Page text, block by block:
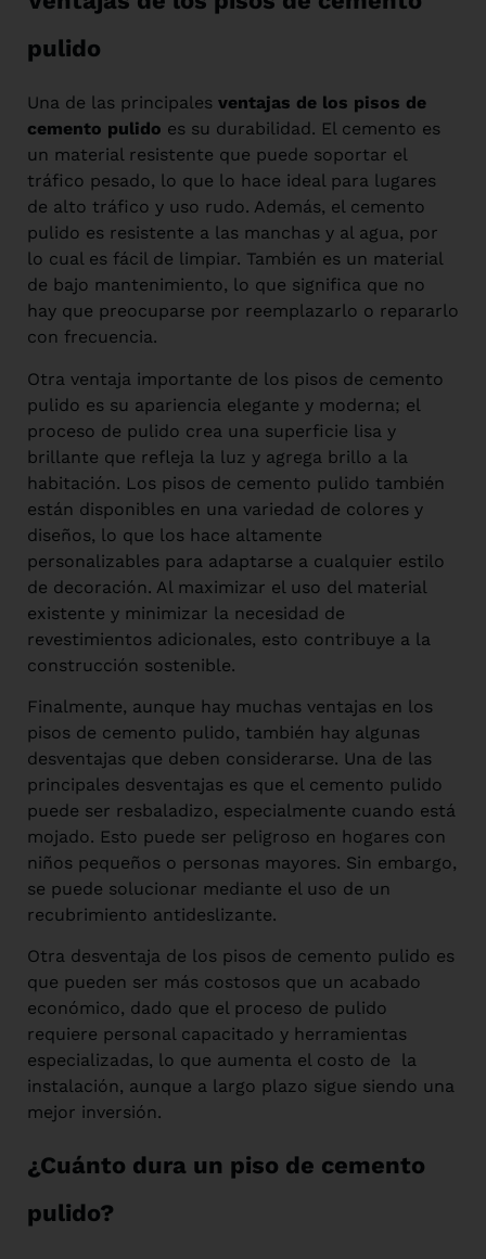
pulido
Una de las principales ventajas de los pisos de
cemento pulido es su durabilidad. El cemento es
un material resistente que puede soportar el
tráfico pesado, lo que lo hace ideal para lugares
de alto tráfico y uso rudo. Además, el cemento
pulido es resistente a las manchas y al agua, por
lo cual es fácil de limpiar. También es un material
de bajo mantenimiento, lo que significa que no
hay que preocuparse por reemplazarlo o repararlo
con frecuencia.
Otra ventaja importante de los pisos de cemento
pulido es su apariencia elegante y moderna; el
proceso de pulido crea una superficie lisa y
brillante que refleja la luz y agrega brillo a la
habitación. Los pisos de cemento pulido también
están disponibles en una variedad de colores y
diseños, lo que los hace altamente
personalizables para adaptarse a cualquier estilo
de decoración. Al maximizar el uso del material
existente y minimizar la necesidad de
revestimientos adicionales, esto contribuye a la
construcción sostenible.
Finalmente, aunque hay muchas ventajas en los
pisos de cemento pulido, también hay algunas
desventajas que deben considerarse. Una de las
principales desventajas es que el cemento pulido
puede ser resbaladizo, especialmente cuando está
mojado. Esto puede ser peligroso en hogares con
niños pequeños o personas mayores. Sin embargo,
se puede solucionar mediante el uso de un
recubrimiento antideslizante.
Otra desventaja de los pisos de cemento pulido es
que pueden ser más costosos que un acabado
económico, dado que el proceso de pulido
requiere personal capacitado y herramientas
especializadas, lo que aumenta el costo de la
instalación, aunque a largo plazo sigue siendo una
mejor inversión.
¿Cuánto dura un piso de cemento
pulido?